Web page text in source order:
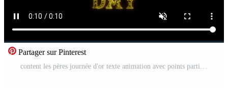
Partager sur Pinterest
content les pères journée d'or texte animation avec points particules brillant or Vidéo Pro